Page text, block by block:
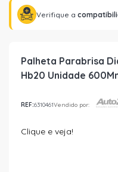
Verifique a
Palheta Parabrisa
Hb20 Unidade
REF:6310461Vendido por:
Clique e veja!